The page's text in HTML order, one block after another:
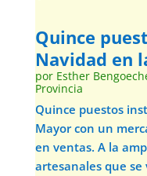
Quince
Navidad en
por Esther
Provincia
Quince puestos
Mayor con un
en ventas. A la
artesanales que